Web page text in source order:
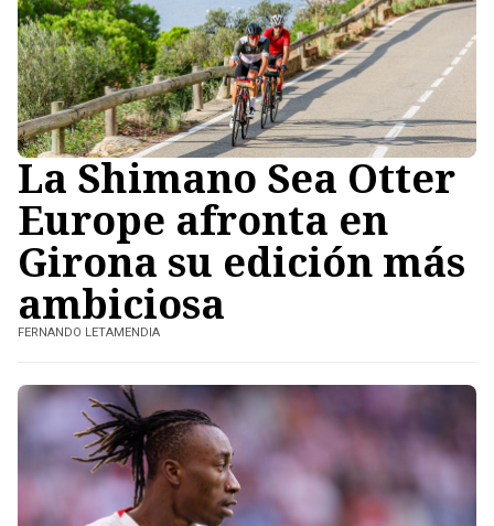
La Shimano Sea Otter
Europe afronta en
Girona su edición más
ambiciosa
FERNANDO LETAMENDIA